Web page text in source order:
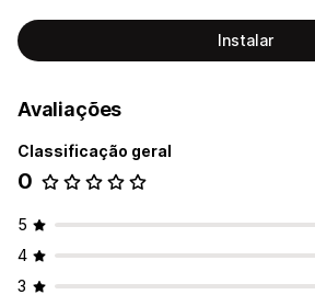
Instalar
Avaliações
Classificação geral
0
5
4
3